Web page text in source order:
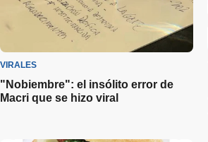
VIRALES
"Nobiembre": el insólito error de
Macri que se hizo viral